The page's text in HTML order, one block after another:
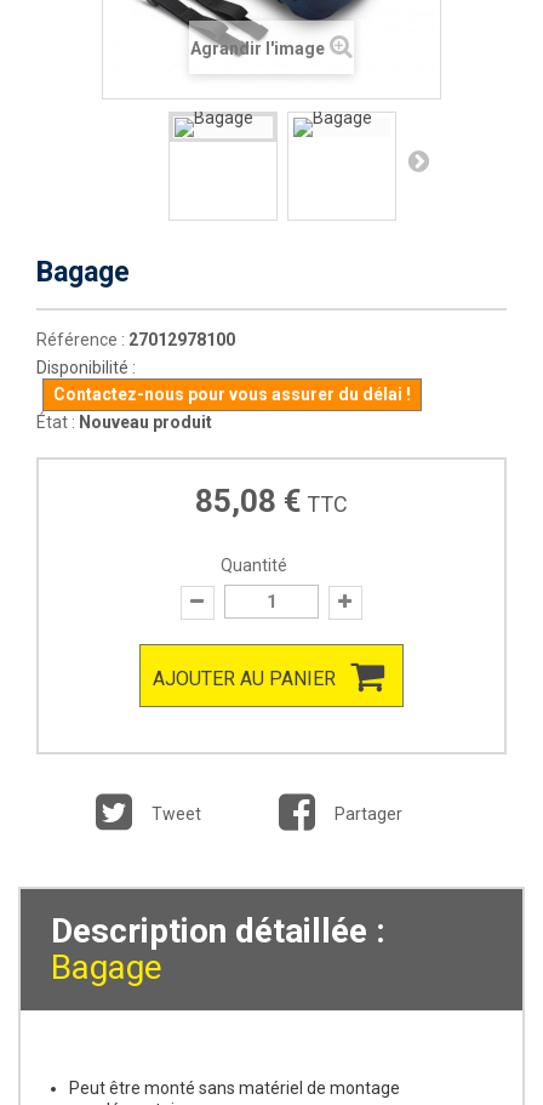
Agrandir l'image
Bagage
Référence : 27012978100
Disponibilité :
Contactez-nous pour vous assurer du délai !
État : Nouveau produit
85,08 € TTC
Quantité
AJOUTER AU PANIER
Tweet Partager
Description détaillée :
Bagage
Peut être monté sans matériel de montage